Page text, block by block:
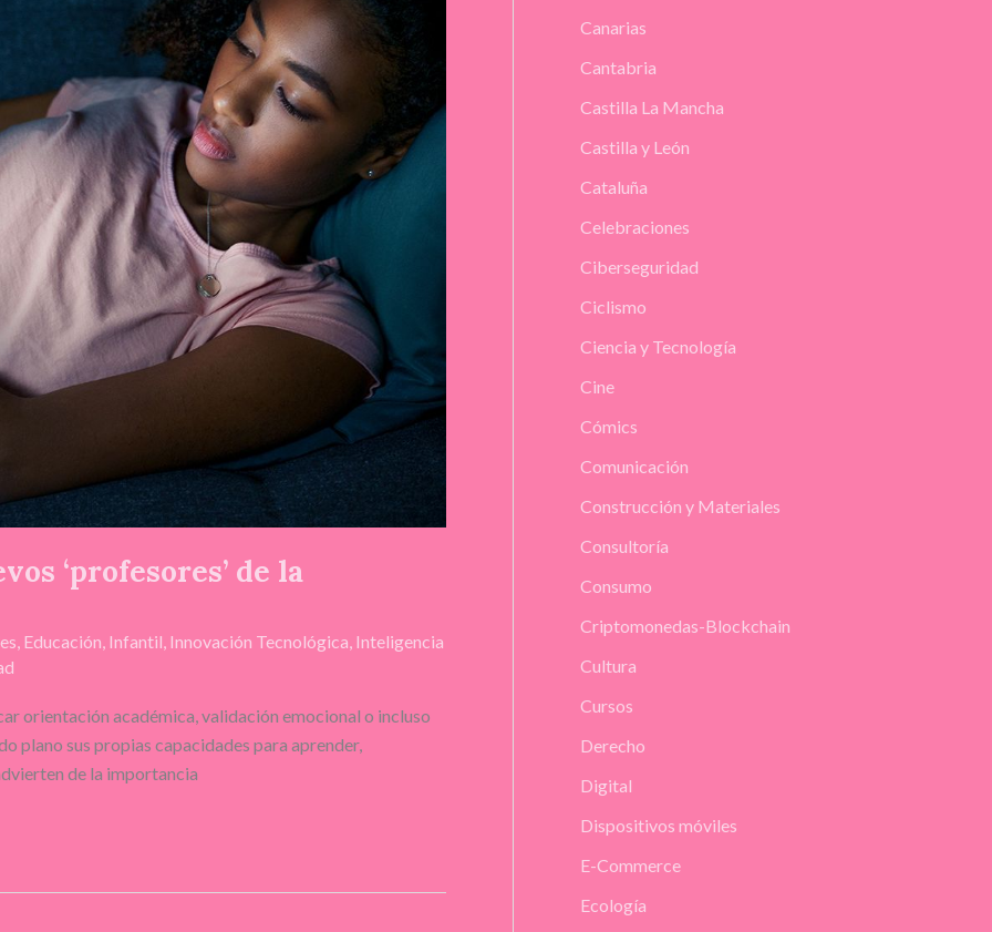
‘profesores’ de la
, Educación, Infantil, Innovación Tecnológica, Inteligencia
orientación académica, validación emocional o incluso
plano sus propias capacidades para aprender,
de la importancia
Canarias
Cantabria
Castilla La Mancha
Castilla y León
Cataluña
Celebraciones
Ciberseguridad
Ciclismo
Ciencia y Tecnología
Cine
Cómics
Comunicación
Construcción y Materiales
Consultoría
Consumo
Criptomonedas-Blockchain
Cultura
Cursos
Derecho
Digital
Dispositivos móviles
E-Commerce
Ecología